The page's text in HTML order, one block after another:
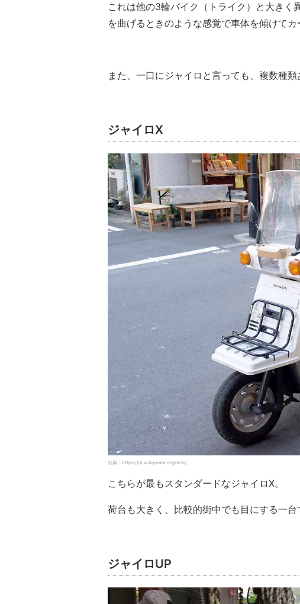
これは他の3輪バイク（トライク）と大きく
を曲げるときのような感覚で車体を傾けてカ
また、一口にジャイロと言っても、複数種類
ジャイロX
出典：https://ja.wikipedia.org/wiki/
こちらが最もスタンダードなジャイロX。
荷台も大きく、比較的街中でも目にする一台
ジャイロUP